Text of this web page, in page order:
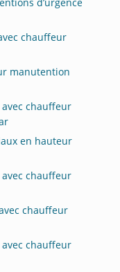
chauffeur
manutention
chauffeur
en hauteur
chauffeur
chauffeur
chauffeur